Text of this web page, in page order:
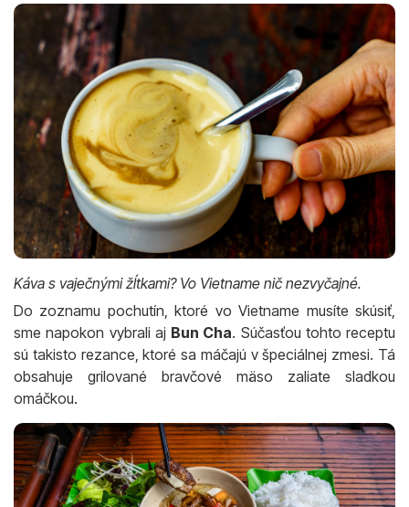
Káva s vaječnými žĺtkami? Vo Vietname nič nezvyčajné.
Do zoznamu pochutín, ktoré vo Vietname musíte skúsiť,
sme napokon vybrali aj Bun Cha. Súčasťou tohto receptu
sú takisto rezance, ktoré sa máčajú v špeciálnej zmesi. Tá
obsahuje grilované bravčové mäso zaliate sladkou
omáčkou.